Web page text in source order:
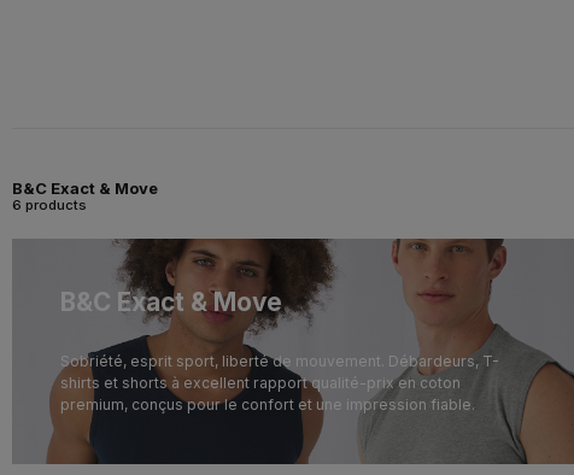
B&C Exact & Move
6 products
B&C Exact & Move
Sobriété, esprit sport, liberté de mouvement. Débardeurs, T-
shirts et shorts à excellent rapport qualité-prix en coton
premium, conçus pour le confort et une impression fiable.